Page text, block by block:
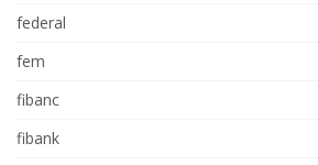
federal
fem
fibanc
fibank